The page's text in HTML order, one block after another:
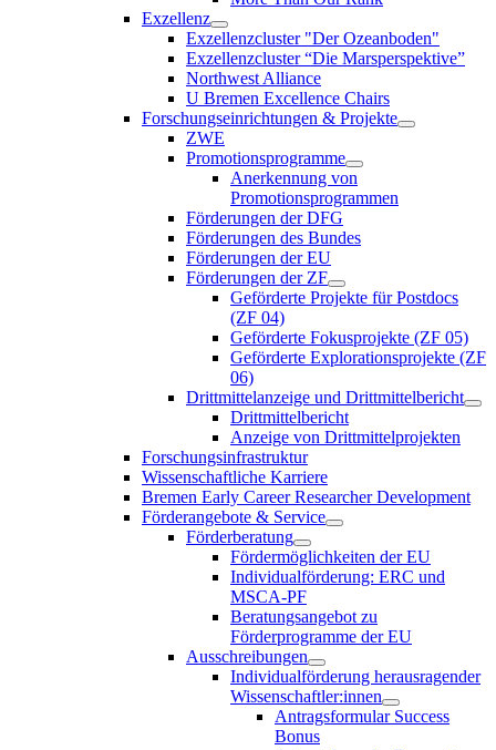
Exzellenz
Exzellenzcluster "Der Ozeanboden"
Exzellenzcluster “Die Marsperspektive”
Northwest Alliance
U Bremen Excellence Chairs
Forschungseinrichtungen & Projekte
ZWE
Promotionsprogramme
Anerkennung von
Promotionsprogrammen
Förderungen der DFG
Förderungen des Bundes
Förderungen der EU
Förderungen der ZF
Geförderte Projekte für Postdocs
(ZF 04)
Geförderte Fokusprojekte (ZF 05)
Geförderte Explorationsprojekte (ZF
06)
Drittmittelanzeige und Drittmittelbericht
Drittmittelbericht
Anzeige von Drittmittelprojekten
Forschungsinfrastruktur
Wissenschaftliche Karriere
Bremen Early Career Researcher Development
Förderangebote & Service
Förderberatung
Fördermöglichkeiten der EU
Individualförderung: ERC und
MSCA-PF
Beratungsangebot zu
Förderprogramme der EU
Ausschreibungen
Individualförderung herausragender
Wissenschaftler:innen
Antragsformular Success
Bonus